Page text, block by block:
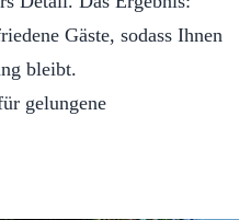
Gäste, sodass Ihnen
bleibt.
gelungene